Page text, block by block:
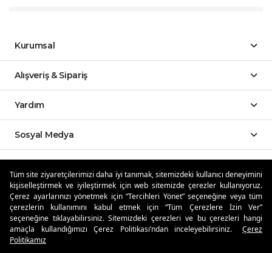
Tüm site ziyaretçilerimizi daha iyi tanımak, sitemizdeki kullanıcı deneyimini
kişiselleştirmek ve iyileştirmek için web sitemizde çerezler kullanıyoruz.
Çerez ayarlarınızı yönetmek için “Tercihleri Yönet” seçeneğine veya tüm
çerezlerin kullanımını kabul etmek için “Tüm Çerezlere İzin Ver”
seçeneğine tıklayabilirsiniz. Sitemizdeki çerezleri ve bu çerezleri hangi
amaçla kullandığımızı Çerez Politikası’ndan inceleyebilirsiniz.
Çerez
Politikamız
Kurumsal
Alışveriş & Sipariş
Yardım
Sosyal Medya
Özdilekteyim'de Taksit Avantajları
Güvenli Alışveriş